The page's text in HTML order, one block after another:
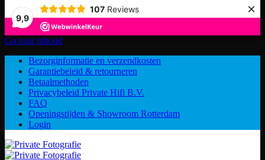
9,9
107 Reviews ×
Ga naar inhoud
Bezorginformatie en verzendkosten
Garantiebeleid & retourneren
Betaalmethoden
Privacybeleid Private Hifi B.V.
FAQ
Openingstijden & Showroom Rotterdam
Login